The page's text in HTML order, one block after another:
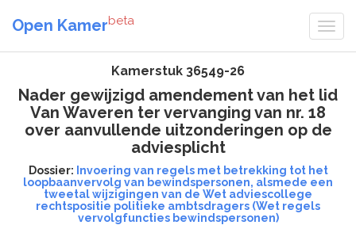
Open Kamerbeta
Kamerstuk 36549-26
Nader gewijzigd amendement van het lid
Van Waveren ter vervanging van nr. 18
over aanvullende uitzonderingen op de
adviesplicht
Dossier: Invoering van regels met betrekking tot het
loopbaanvervolg van bewindspersonen, alsmede een
tweetal wijzigingen van de Wet adviescollege
rechtspositie politieke ambtsdragers (Wet regels
vervolgfuncties bewindspersonen)